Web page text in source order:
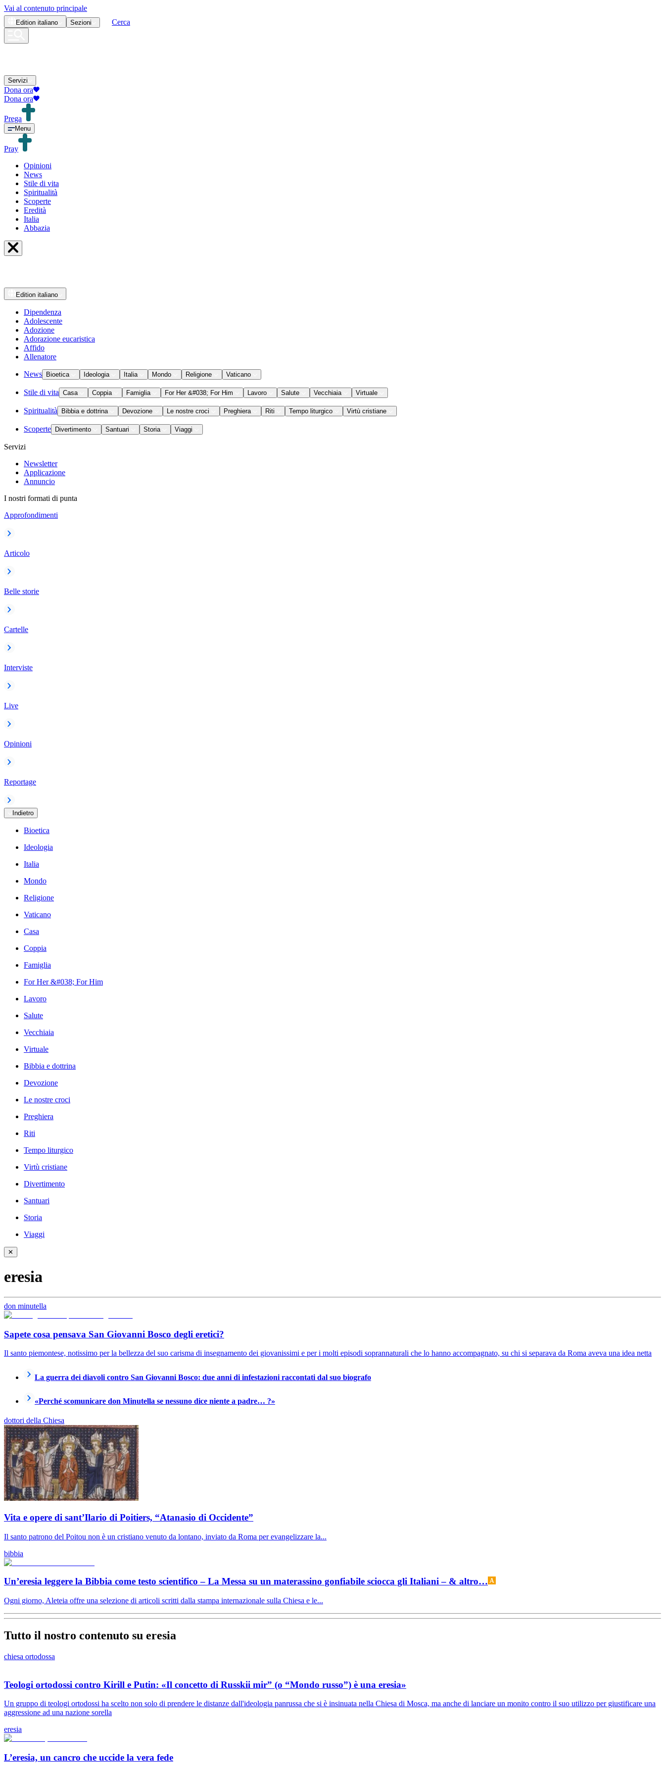
Vai al contenuto principale
Edition italiano Sezioni Cerca
Servizi
Dona ora
Dona ora
Prega
Menu
Pray
Opinioni
News
Stile di vita
Spiritualità
Scoperte
Eredità
Italia
Abbazia
Edition italiano
Dipendenza
Adolescente
Adozione
Adorazione eucaristica
Affido
Allenatore
News Bioetica Ideologia Italia Mondo Religione Vaticano
Stile di vita Casa Coppia Famiglia For Her &#038; For Him Lavoro Salute Vecchiaia Virtuale
Spiritualità Bibbia e dottrina Devozione Le nostre croci Preghiera Riti Tempo liturgico Virtù cristiane
Scoperte Divertimento Santuari Storia Viaggi
Servizi
Newsletter
Applicazione
Annuncio
I nostri formati di punta
Approfondimenti
Articolo
Belle storie
Cartelle
Interviste
Live
Opinioni
Reportage
Indietro
Bioetica
Ideologia
Italia
Mondo
Religione
Vaticano
Casa
Coppia
Famiglia
For Her &#038; For Him
Lavoro
Salute
Vecchiaia
Virtuale
Bibbia e dottrina
Devozione
Le nostre croci
Preghiera
Riti
Tempo liturgico
Virtù cristiane
Divertimento
Santuari
Storia
Viaggi
✕
eresia
don minutella
Sapete cosa pensava San Giovanni Bosco degli eretici?
Il santo piemontese, notissimo per la bellezza del suo carisma di insegnamento dei giovanissimi e per i molti episodi soprannaturali che lo hanno accompagnato, su chi si separava da Roma aveva una idea netta
La guerra dei diavoli contro San Giovanni Bosco: due anni di infestazioni raccontati dal suo biografo
«Perché scomunicare don Minutella se nessuno dice niente a padre… ?»
dottori della Chiesa
Vita e opere di sant’Ilario di Poitiers, “Atanasio di Occidente”
Il santo patrono del Poitou non è un cristiano venuto da lontano, inviato da Roma per evangelizzare la...
bibbia
Un’eresia leggere la Bibbia come testo scientifico – La Messa su un materassino gonfiabile sciocca gli Italiani – & altro…
Ogni giorno, Aleteia offre una selezione di articoli scritti dalla stampa internazionale sulla Chiesa e le...
Tutto il nostro contenuto su eresia
chiesa ortodossa
Teologi ortodossi contro Kirill e Putin: «Il concetto di Russkii mir” (o “Mondo russo”) è una eresia»
Un gruppo di teologi ortodossi ha scelto non solo di prendere le distanze dall'ideologia panrussa che si è insinuata nella Chiesa di Mosca, ma anche di lanciare un monito contro il suo utilizzo per giustificare una
aggressione ad una nazione sorella
eresia
L’eresia, un cancro che uccide la vera fede